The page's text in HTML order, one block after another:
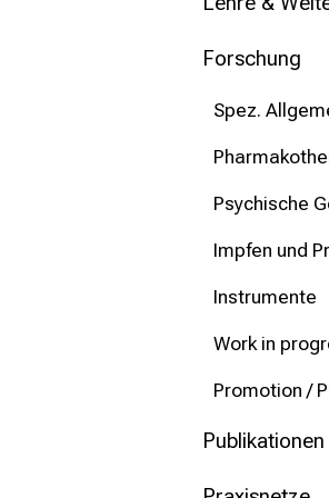
Forschung
Spez.
Psychische
Impfen und
Instrumente
Work in
Promotion /
Publikationen